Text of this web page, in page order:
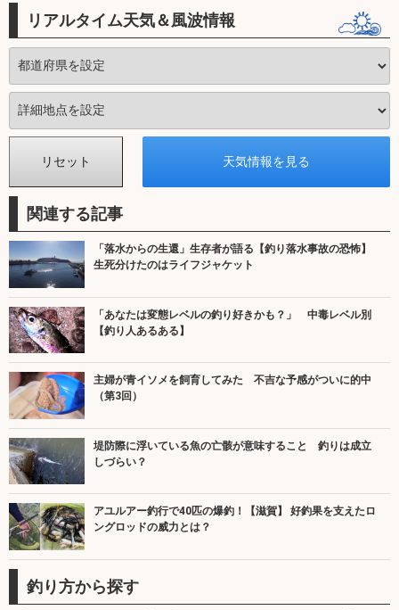
リアルタイム天気＆風波情報
関連する記事
「落水からの生還」生存者が語る【釣り落水事故の恐怖】
生死分けたのはライフジャケット
「あなたは変態レベルの釣り好きかも？」 中毒レベル別
【釣り人あるある】
主婦が青イソメを飼育してみた 不吉な予感がついに的中
（第3回）
堤防際に浮いている魚の亡骸が意味すること 釣りは成立
しづらい？
アユルアー釣行で40匹の爆釣！【滋賀】 好釣果を支えたロ
ングロッドの威力とは？
釣り方から探す